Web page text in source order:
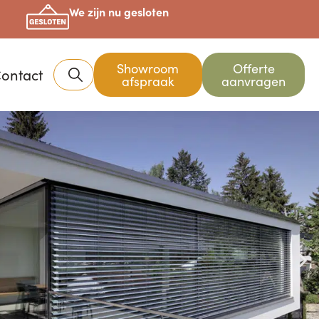
We zijn nu gesloten
Showroom
afspraak
Offerte
aanvragen